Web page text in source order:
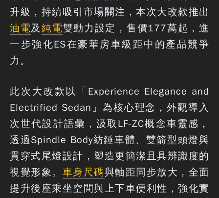
升級，持續吸引市場關注，本次大改款推出
油電及純電雙動力設定，售價177萬起，進
一步強化ES在豪華房車級距中的產品競爭
力。
此次大改款以「Experience Elegance and
Electrified Sedan」為核心理念，外觀導入
次世代設計語彙，汲取LF-ZC概念車靈感，
透過Spindle Body紡錘車體、雙箭型頭燈與
貫穿式尾燈設計，塑造更簡潔且具辨識度的
視覺形象。 車身尺碼與軸距同步放大，全面
提升後座乘坐空間與上下車便利性，強化實